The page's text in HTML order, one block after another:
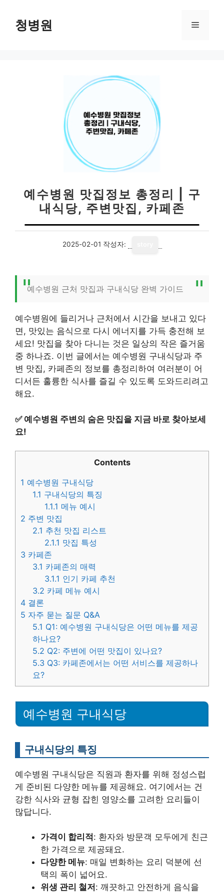
청병원 메
예수병원 맛집정보 총정리 | 구
내식당, 주변맛집, 카페존
2025-02-01 작성자:
예수병원 근처 맛집과 구내식당 완벽 가이드
예수병원에 들리거나 근처에서 시간을 보내고 있다
면, 맛있는 음식으로 다시 에너지를 가득 충전해 보
세요! 맛집을 찾아 다니는 것은 일상의 작은 즐거움
중 하나죠. 이번 글에서는 예수병원 구내식당과 주
변 맛집, 카페존의 정보를 총정리하여 여러분이 어
디서든 훌륭한 식사를 즐길 수 있도록 도와드리려고
해요.
✅ 예수병원 주변의 숨은 맛집을 지금 바로 찾아보세
요!
Contents
1 예수병원 구내식당
1.1 구내식당의 특징
1.1.1 메뉴 예시
2 주변 맛집
2.1 추천 맛집 리스트
2.1.1 맛집 특성
3 카페존
3.1 카페존의 매력
3.1.1 인기 카페 추천
3.2 카페 메뉴 예시
4 결론
5 자주 묻는 질문 Q&A
5.1 Q1: 예수병원 구내식당은 어떤 메뉴를 제공
하나요?
5.2 Q2: 주변에 어떤 맛집이 있나요?
5.3 Q3: 카페존에서는 어떤 서비스를 제공하나
요?
예수병원 구내식당
구내식당의 특징
예수병원 구내식당은 직원과 환자를 위해 정성스럽
게 준비된 다양한 메뉴를 제공해요. 여기에서는 건
강한 식사와 균형 잡힌 영양소를 고려한 요리들이
많답니다.
가격이 합리적 : 환자와 방문객 모두에게 친근
한 가격으로 제공돼요.
다양한 메뉴: 매일 변화하는 요리 덕분에 선
택의 폭이 넓어요.
위생 관리 철저 : 깨끗하고 안전하게 음식을